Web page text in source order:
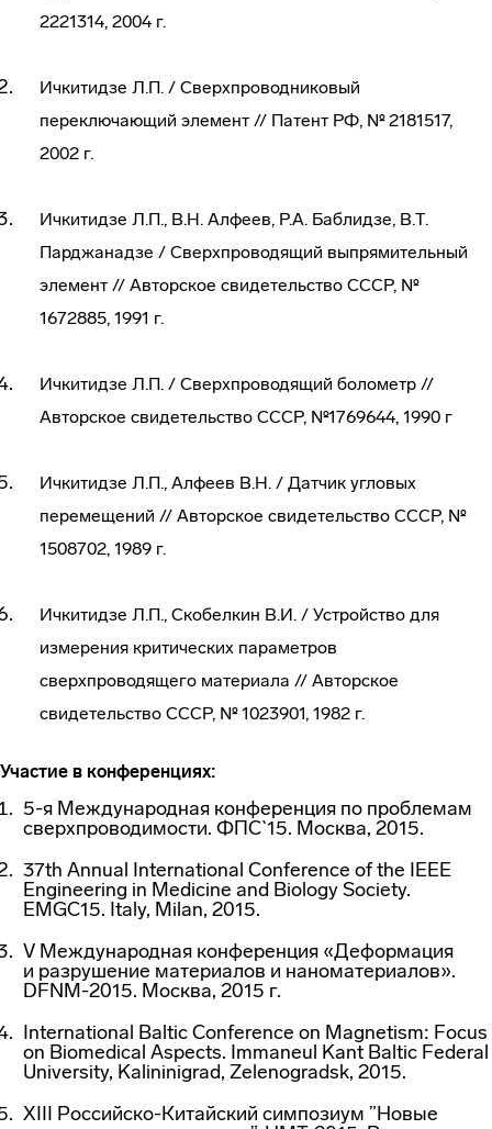
2221314, 2004 г.
Ичкитидзе Л.П. / Сверхпроводниковый
переключающий элемент // Патент РФ, № 2181517,
2002 г.
Ичкитидзе Л.П., В.Н. Алфеев, Р.А. Баблидзе, В.Т.
Парджанадзе / Сверхпроводящий выпрямительный
элемент // Авторское свидетельство СССР, №
1672885, 1991 г.
Ичкитидзе Л.П. / Сверхпроводящий болометр //
Авторское свидетельство СССР, №1769644, 1990 г
Ичкитидзе Л.П., Алфеев В.Н. / Датчик угловых
перемещений // Авторское свидетельство СССР, №
1508702, 1989 г.
Ичкитидзе Л.П., Скобелкин В.И. / Устройство для
измерения критических параметров
сверхпроводящего материала // Авторское
свидетельство СССР, № 1023901, 1982 г.
Участие в конференциях:
5-я Международная конференция по проблемам
сверхпроводимости. ФПС`15. Москва, 2015.
37th Annual International Conference of the IEEE
Engineering in Medicine and Biology Society.
EMGC15. Italy, Milan, 2015.
V Международная конференция «Деформация
и разрушение материалов и наноматериалов».
DFNM-2015. Москва, 2015 г.
International Baltic Conference on Magnetism: Focus
on Biomedical Aspects. Immaneul Kant Baltic Federal
University, Kalininigrad, Zelenogradsk, 2015.
XIII Российско-Китайский симпозиум ”Новые